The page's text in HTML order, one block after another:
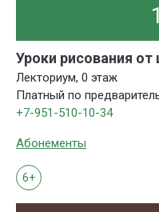
Уроки рисования
Лекториум, 0 этаж
Платный по
+7-951-510-10-34
Абонементы
6+